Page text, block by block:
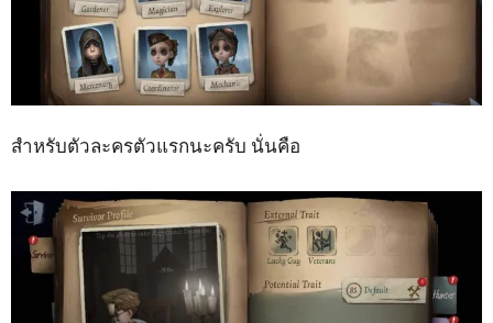
สำหรับตัวละครตัวแรกนะครับ นั่นคือ